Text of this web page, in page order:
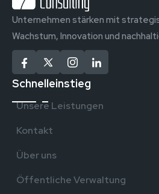
Unternehmen stärken mit
Wachstum, Innovation und
Schnelleinstieg
Unsere Leistungen
Kontakt
Über uns
Öffentliche Verwaltung